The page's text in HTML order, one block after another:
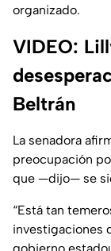
organizado.
VIDEO:
Beltrán
La senadora
preocupación
que —dijo— se
“Está tan
investigaciones